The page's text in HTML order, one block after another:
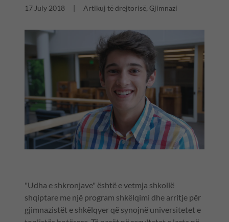
17 July 2018 | Artikuj të drejtorisë, Gjimnazi
"Udha e shkronjave" është e vetmja shkollë
shqiptare me një program shkëlqimi dhe arritje për
gjimnazistët e shkëlqyer që synojnë universitetet e